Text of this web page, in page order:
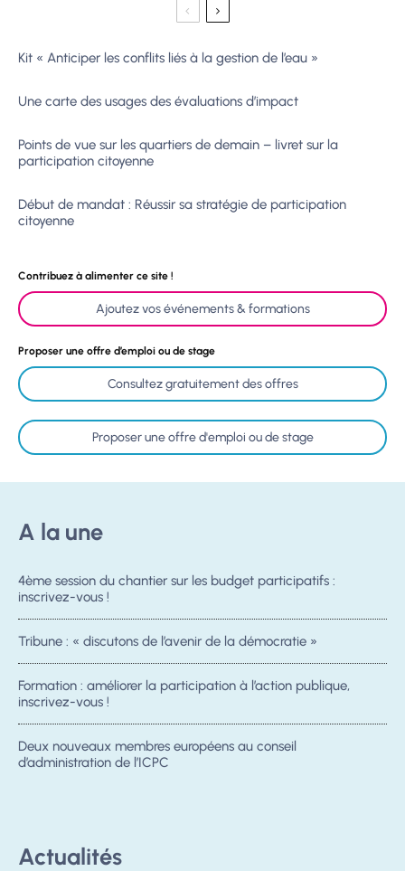
Kit « Anticiper les conflits liés à la gestion de l’eau »
Une carte des usages des évaluations d’impact
Points de vue sur les quartiers de demain – livret sur la
participation citoyenne
Début de mandat : Réussir sa stratégie de participation
citoyenne
Contribuez à alimenter ce site !
Ajoutez vos événements & formations
Proposer une offre d’emploi ou de stage
Consultez gratuitement des offres
Proposer une offre d'emploi ou de stage
A la une
4ème session du chantier sur les budget participatifs :
inscrivez-vous !
Tribune : « discutons de l’avenir de la démocratie »
Formation : améliorer la participation à l’action publique,
inscrivez-vous !
Deux nouveaux membres européens au conseil
d’administration de l’ICPC
Actualités